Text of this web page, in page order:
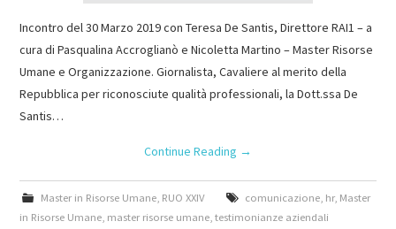
Incontro del 30 Marzo 2019 con Teresa De Santis, Direttore RAI1 – a
cura di Pasqualina Accroglianò e Nicoletta Martino – Master Risorse
Umane e Organizzazione. Giornalista, Cavaliere al merito della
Repubblica per riconosciute qualità professionali, la Dott.ssa De
Santis…
Continue Reading →
Master in Risorse Umane, RUO XXIV comunicazione, hr, Master
in Risorse Umane master risorse umane ,testimonianze aziendali